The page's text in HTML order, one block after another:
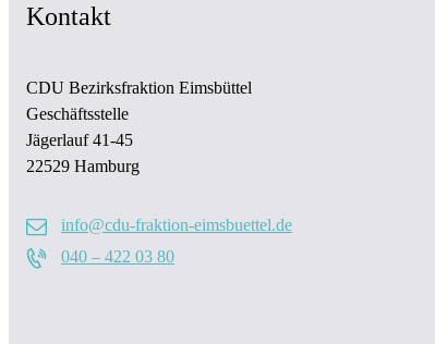
Kontakt
CDU Bezirksfraktion Eimsbüttel
Geschäftsstelle
Jägerlauf 41-45
22529 Hamburg
info@cdu-fraktion-eimsbuettel.de
040 – 422 03 80